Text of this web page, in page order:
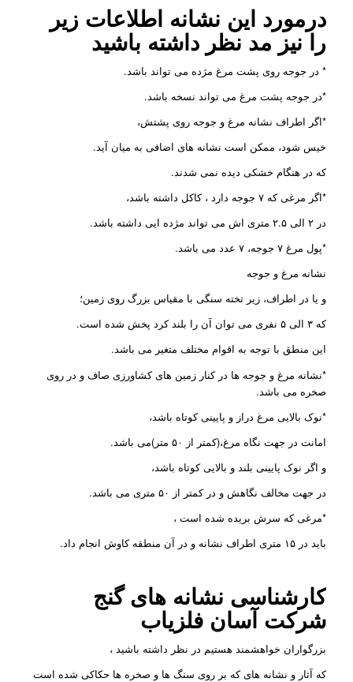
درمورد این نشانه اطلاعات زیر
را نیز مد نظر داشته باشید
* در جوجه روی پشت مرغ مژده می تواند باشد.
*در جوجه پشت مرغ می تواند نسخه باشد.
*اگر اطراف نشانه مرغ و جوجه روی پشتش،
خیس شود، ممکن است نشانه های اضافی به میان آید.
که در هنگام خشکی دیده نمی شدند.
*اگر مرغی که ۷ جوجه دارد ، کاکل داشته باشد،
در ۲ الی ۲.۵ متری اش می تواند مژده ایی داشته باشد.
*پول مرغ ۷ جوجه، ۷ عدد می باشد.
نشانه مرغ و جوجه
و یا در اطراف، زیر تخته سنگی با مقیاس بزرگ روی زمین؛
که ۳ الی ۵ نفری می توان آن را بلند کرد پخش شده است.
این منطق با توجه به اقوام مختلف متغیر می باشد.
*نشانه مرغ و جوجه ها در کنار زمین های کشاورزی صاف و در روی
صخره می باشد.
*نوک بالایی مرغ دراز و پایینی کوتاه باشد،
امانت در جهت نگاه مرغ،(کمتر از ۵۰ متر)می باشد.
و اگر نوک پایینی بلند و بالایی کوتاه باشد،
در جهت مخالف نگاهش و در کمتر از ۵۰ متری می باشد.
*مرغی که سرش بریده شده است ،
باید در ۱۵ متری اطراف نشانه و در آن منطقه کاوش انجام داد.
کارشناسی نشانه های گنج
شرکتآسان فلزیاب
بزرگواران خواهشمند هستیم در نظر داشته باشید ،
که آثار و نشانه های که بر روی سنگ ها و صخره ها حکاکی شده است